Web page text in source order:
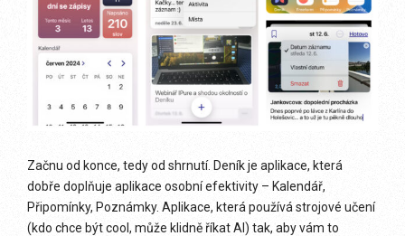
Začnu od konce, tedy od shrnutí. Deník je aplikace, která
dobře doplňuje aplikace osobní efektivity – Kalendář,
Připomínky, Poznámky. Aplikace, která používá strojové učení
(kdo chce být cool, může klidně říkat AI) tak, aby vám to